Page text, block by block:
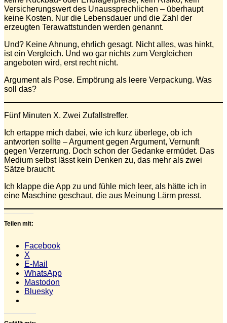
Versicherungswert des Unaussprechlichen – überhaupt
keine Kosten. Nur die Lebensdauer und die Zahl der
erzeugten Terawattstunden werden genannt.
Und? Keine Ahnung, ehrlich gesagt. Nicht alles, was hinkt,
ist ein Vergleich. Und wo gar nichts zum Vergleichen
angeboten wird, erst recht nicht.
Argument als Pose. Empörung als leere Verpackung. Was
soll das?
Fünf Minuten X. Zwei Zufallstreffer.
Ich ertappe mich dabei, wie ich kurz überlege, ob ich
antworten sollte – Argument gegen Argument, Vernunft
gegen Verzerrung. Doch schon der Gedanke ermüdet. Das
Medium selbst lässt kein Denken zu, das mehr als zwei
Sätze braucht.
Ich klappe die App zu und fühle mich leer, als hätte ich in
eine Maschine geschaut, die aus Meinung Lärm presst.
Teilen mit:
Facebook
X
E-Mail
WhatsApp
Mastodon
Bluesky